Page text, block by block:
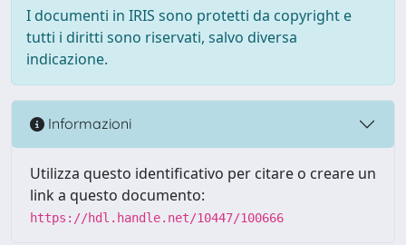
I documenti in IRIS sono protetti da copyright e
tutti i diritti sono riservati, salvo diversa
indicazione.
Informazioni
Utilizza questo identificativo per citare o creare un
link a questo documento:
https://hdl.handle.net/10447/100666